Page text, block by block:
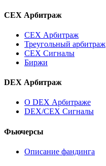
CEX Арбитраж
CEX Арбитраж
Треугольный арбитраж
CEX Сигналы
Биржи
DEX Арбитраж
О DEX Арбитраже
DEX/CEX Сигналы
Фьючерсы
Описание фандинга